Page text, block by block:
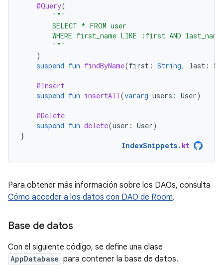
@Query(
"""
        SELECT * FROM user
WHERE first_name LIKE :first AND
        """
)
suspend fun findByName(first : String, last :
@Insert
suspend fun insertAll (vararg users : User)
@Delete
suspend fun delete(user : User)
}
IndexSnippets. kt
Para obtener más información sobre los DAOs, consulta
Cómo acceder a los datos con DAO de Room.
Base de datos
Con el siguiente código, se define una clase
AppDatabase para contener la base de datos.